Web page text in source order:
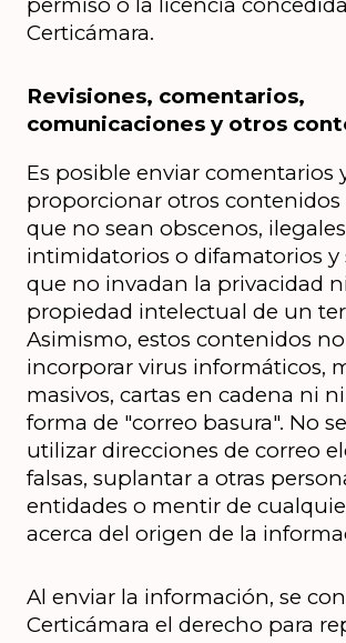
permiso o la licencia
Certicámara.
Revisiones, comentarios,
comunicaciones y otros
Es posible enviar comentarios
proporcionar otros contenidos
que no sean obscenos,
intimidatorios o difamatorios y
que no invadan la privacidad
propiedad intelectual de un
Asimismo, estos contenidos
incorporar virus informáticos,
masivos, cartas en cadena ni
forma de "correo basura". No
utilizar direcciones de correo
falsas, suplantar a otras
entidades o mentir de
acerca del origen de la
Al enviar la información, se
Certicámara el derecho para